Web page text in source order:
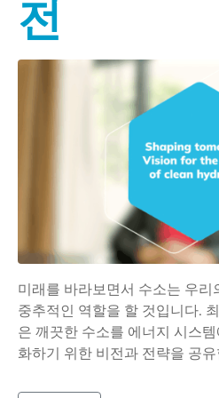
전
미래를 바라보면서 수소는 우리
중추적인 역할을 할 것입니다.
은 깨끗한 수소를 에너지 시스
화하기 위한 비전과 전략을 공